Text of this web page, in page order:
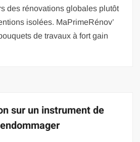
des rénovations globales plutôt
isolées. MaPrimeRénov’
de travaux à fort gain
sur un instrument de